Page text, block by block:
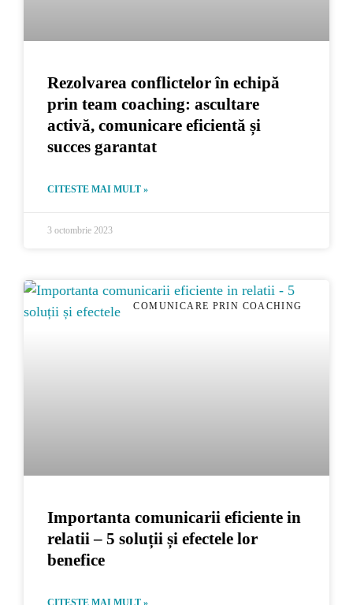
Rezolvarea conflictelor în echipă
prin team coaching: ascultare
activă, comunicare eficientă și
succes garantat
CITESTE MAI MULT »
3 octombrie 2023
COMUNICARE PRIN COACHING
Importanta comunicarii eficiente in
relatii – 5 soluții și efectele lor
benefice
CITESTE MAI MULT »